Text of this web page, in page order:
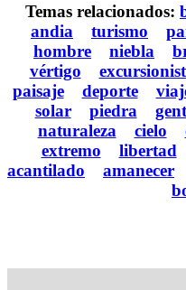
Temas relacionados:
andia
turismo
hombre
niebla
vértigo
paisaje
deporte
solar
piedra
naturaleza
cielo
extremo
libertad
acantilado
amanecer